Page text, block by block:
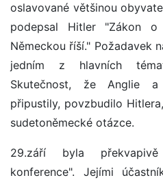
oslavované většinou
podepsal Hitler "Zákon o
Německou říší." Požadavek
jedním z hlavních
Skutečnost, že Anglie
připustily, povzbudilo
sudetoněmecké otázce.
29.září byla
konference". Jejími